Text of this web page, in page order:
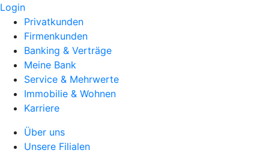
Login
Privatkunden
Firmenkunden
Banking & Verträge
Meine Bank
Service & Mehrwerte
Immobilie & Wohnen
Karriere
Über uns
Unsere Filialen